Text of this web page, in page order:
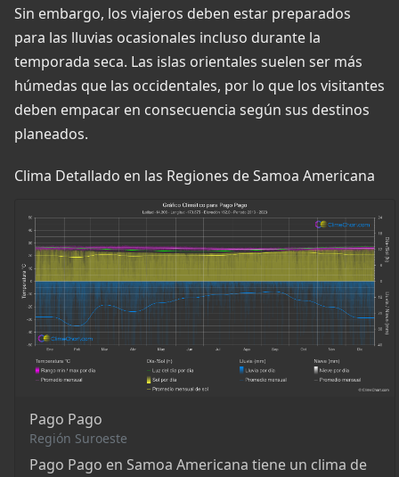
Sin embargo, los viajeros deben estar preparados
para las lluvias ocasionales incluso durante la
temporada seca. Las islas orientales suelen ser más
húmedas que las occidentales, por lo que los visitantes
deben empacar en consecuencia según sus destinos
planeados.
Clima Detallado en las Regiones de Samoa Americana
Pago Pago
Región Suroeste
Pago Pago en Samoa Americana tiene un clima de